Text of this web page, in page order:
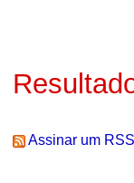
Assinar um